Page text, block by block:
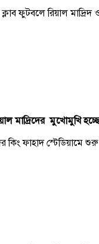
ফুটবলে রিয়াল
মাদ্রিদের মুখোমুখি
কিং ফাহাদ স্টেডিয়ামে শুরু